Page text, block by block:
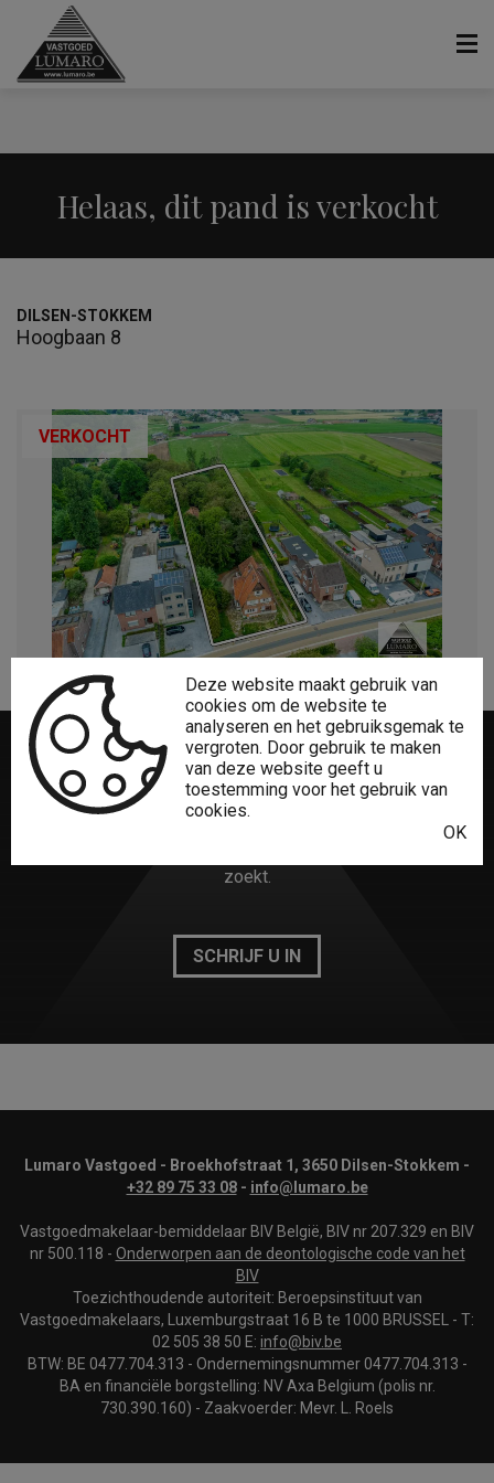
Helaas, dit pand is verkocht
DILSEN-STOKKEM
Hoogbaan 8
VERKOCHT
Niet gevondenwat u zocht?
zoekt.
SCHRIJF U IN
Lumaro Vastgoed - Broekhofstraat 1, 3650 Dilsen-Stokkem -
+32 89 75 33 08- info@lumaro.be
Vastgoedmakelaar-bemiddelaar BIV België, BIV nr 207.329 en BIV
nr 500.118 - Onderworpen aan de deontologische code van het
BIV
Toezichthoudende autoriteit: Beroepsinstituut van
Vastgoedmakelaars, Luxemburgstraat 16 B te 1000 BRUSSEL - T:
02 505 38 50 E: info@biv.be
BTW: BE 0477.704.313 - Ondernemingsnummer 0477.704.313 -
BA en financiële borgstelling: NV Axa Belgium (polis nr.
730.390.160) - Zaakvoerder: Mevr. L. Roels
Deze website maakt gebruik van
cookies om de website te
analyseren en het gebruiksgemak te
vergroten. Door gebruik te maken
van deze website geeft u
toestemming voor het gebruik van
cookies.
OK